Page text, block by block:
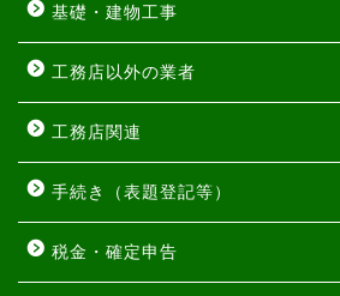
基礎・建物工事
工務店以外の業者
工務店関連
手続き（表題登記等）
税金・確定申告